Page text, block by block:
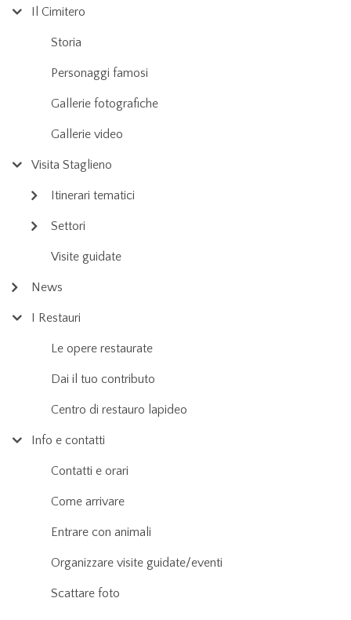
Il Cimitero
Storia
Personaggi famosi
Gallerie fotografiche
Gallerie video
Visita Staglieno
Itinerari tematici
Settori
Visite guidate
News
I Restauri
Le opere restaurate
Dai il tuo contributo
Centro di restauro lapideo
Info e contatti
Contatti e orari
Come arrivare
Entrare con animali
Organizzare visite guidate/eventi
Scattare foto